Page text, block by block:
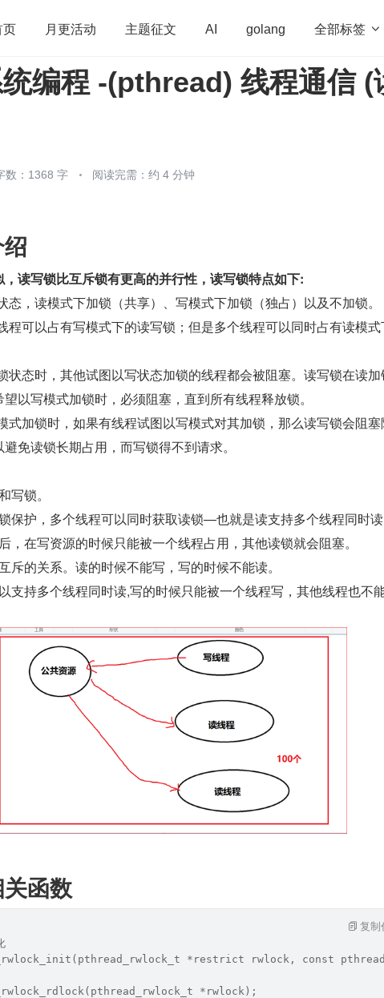
页 月更活动 主题征文 AI golang 全部标签 
OpenHarmony 算法 学习方法 Web3.0 高
编程 -(pthread) 线程通信 (
数：1368 字 阅读完需：约 4 分钟
读写锁比互斥锁有更高的并行性，读写锁特点如下:
态，读模式下加锁（共享）、写模式下加锁（独占）以及不加锁。
程可以占有写模式下的读写锁；但是多个线程可以同时占有读模
状态时，其他试图以写状态加锁的线程都会被阻塞。读写锁在读
以写模式加锁时，必须阻塞，直到所有线程释放锁。
式加锁时，如果有线程试图以写模式对其加锁，那么读写锁会阻
免读锁长期占用，而写锁得不到请求。
写锁。
保护，多个线程可以同时获取读锁—也就是读支持多个线程同时
，在写资源的时候只能被一个线程占用，其他读锁就会阻塞。
斥的关系。读的时候不能写，写的时候不能读。
支持多个线程同时读,写的时候只能被一个线程写，其他线程也不
函数
*restrict rwlock, const
*rwlock);
复制